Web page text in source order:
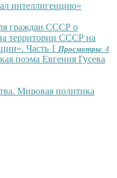
интеллигенцию»
граждан СССР о
территории СССР на
Часть 1 Просмотры: 4
поэма Евгения Гусева
Мировая политика